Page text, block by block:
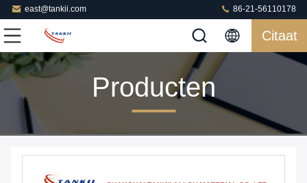
east@tankii.com 86-21-56110178
Citaat
Producten